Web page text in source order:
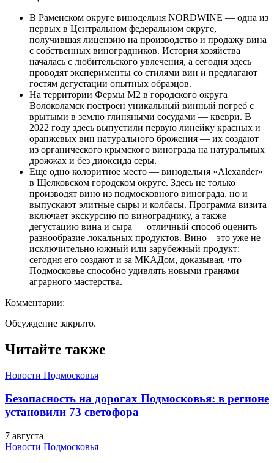
В Раменском округе винодельня NORDWINE — одна из
первых в Центральном федеральном округе,
получившая лицензию на производство и продажу вина
с собственных виноградников. История хозяйства
началась с любительского увлечения, а сегодня здесь
проводят эксперименты со стилями вин и предлагают
гостям дегустации опытных образцов.
На территории Фермы М2 в городского округа
Волоколамск построен уникальный винный погреб с
врытыми в землю глиняными сосудами — квеври. В
2022 году здесь выпустили первую линейку красных и
оранжевых вин натурального брожения — их создают
из органического крымского винограда на натуральных
дрожжах и без диоксида серы.
Еще одно колоритное место — винодельня «Alexander»
в Щелковском городском округе. Здесь не только
производят вино из подмосковного винограда, но и
выпускают элитные сыры и колбасы. Программа визита
включает экскурсию по винограднику, а также
дегустацию вина и сыра — отличный способ оценить
разнообразие локальных продуктов. Вино – это уже не
исключительно южный или зарубежный продукт:
сегодня его создают и за МКАДом, доказывая, что
Подмосковье способно удивлять новыми гранями
аграрного мастерства.
Комментарии:
Обсуждение закрыто.
Читайте также
Новости Подмосковья
Безопасность на дорогах Подмосковья: в регионе
установили 73 светофора
7 августа
Новости Подмосковья